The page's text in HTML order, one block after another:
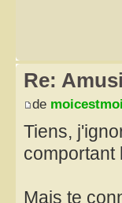
Re:
de moicestmoi
Tiens,
comportant
Mais te